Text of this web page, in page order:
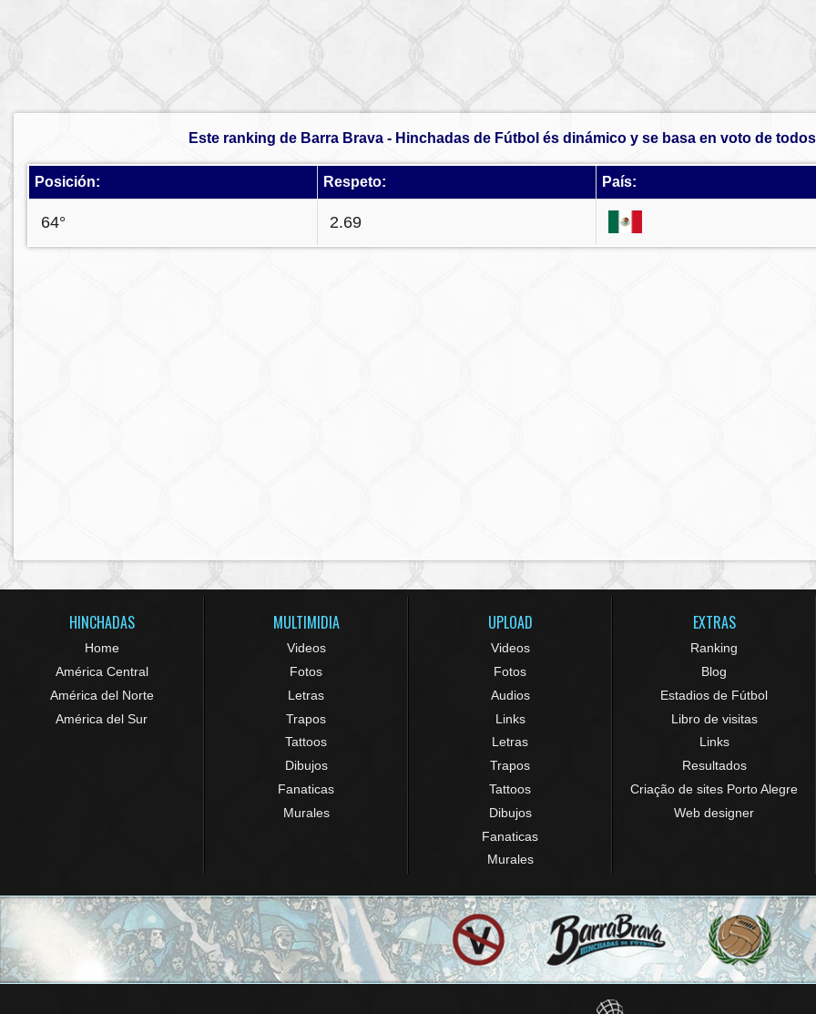
Este ranking de Barra Brava - Hinchadas de Fútbol és dinámico y se basa en voto de
Posición: Respeto: País:
64° 2.69
HINCHADAS
Home
América Central
América del Norte
América del Sur
MULTIMIDIA
Videos
Fotos
Letras
Trapos
Tattoos
Dibujos
Fanaticas
Murales
UPLOAD
Videos
Fotos
Audios
Links
Letras
Trapos
Tattoos
Dibujos
Fanaticas
Murales
EXTRAS
Ranking
Blog
Estadios de Fútbol
Libro de visitas
Links
Resultados
Criação de sites Porto Alegre
Web designer